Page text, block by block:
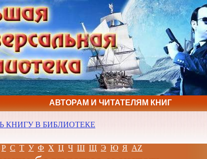
АВТОРАМ И ЧИТАТЕЛЯМ КНИГ
КНИГУ В БИБЛИОТЕКЕ
Р С Т У Ф Х Ц Ч Ш Щ Э Ю Я AZ